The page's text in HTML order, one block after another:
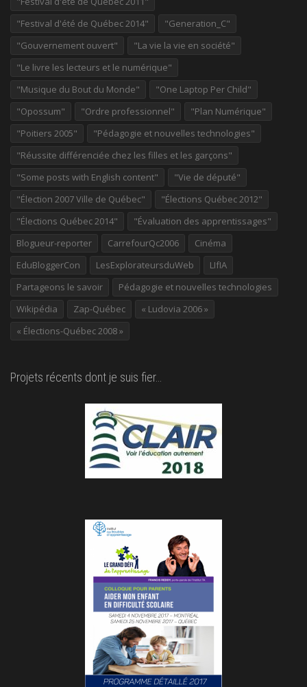
"Festival d'été de Québec 2014"
"Generation_C"
"Gouvernement ouvert"
"La vie la vie en société"
"Le livre les lecteurs et le numérique"
"Musique du Bout du Monde"
"One Laptop Per Child"
"Opossum"
"Ordre professionnel"
"Plan Numérique"
"Poitiers 2005"
"Pédagogie et nouvelles technologies"
"Réussite différenciée chez les filles et les garçons"
"Some posts with English content"
"Vie de député"
"Élection 2007 Ville de Québec"
"Élections Québec 2012"
"Élections Québec 2014"
"Évaluation des apprentissages"
Blogueur-reporter
CarrefourQc2006
Cinéma
EduBloggerCon
LesExplorateursduWeb
LIfIA
Partageons le savoir
Pédagogie et nouvelles technologies
Wikipédia
Zap-Québec
« Ludovia 2006 »
« Élections-Québec 2008 »
Projets récents dont je suis fier…